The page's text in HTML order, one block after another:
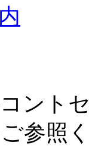
ント
参照